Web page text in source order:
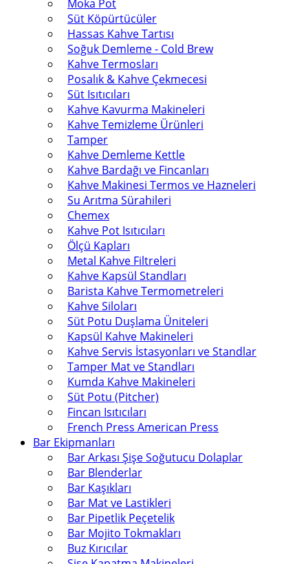
Moka Pot
Süt Köpürtücüler
Hassas Kahve Tartısı
Soğuk Demleme - Cold Brew
Kahve Termosları
Posalık & Kahve Çekmecesi
Süt Isıtıcıları
Kahve Kavurma Makineleri
Kahve Temizleme Ürünleri
Tamper
Kahve Demleme Kettle
Kahve Bardağı ve Fincanları
Kahve Makinesi Termos ve Hazneleri
Su Arıtma Sürahileri
Chemex
Kahve Pot Isıtıcıları
Ölçü Kapları
Metal Kahve Filtreleri
Kahve Kapsül Standları
Barista Kahve Termometreleri
Kahve Siloları
Süt Potu Duşlama Üniteleri
Kapsül Kahve Makineleri
Kahve Servis İstasyonları ve Standlar
Tamper Mat ve Standları
Kumda Kahve Makineleri
Süt Potu (Pitcher)
Fincan Isıtıcıları
French Press American Press
Bar Ekipmanları
Bar Arkası Şişe Soğutucu Dolaplar
Bar Blenderlar
Bar Kaşıkları
Bar Mat ve Lastikleri
Bar Pipetlik Peçetelik
Bar Mojito Tokmakları
Buz Kırıcılar